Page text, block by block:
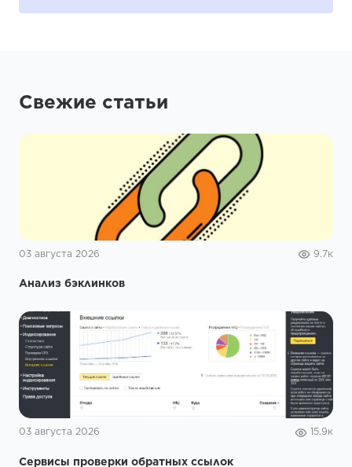
Свежие статьи
03 августа 2026 9.7к
Анализ бэклинков
03 августа 2026 15.9к
Сервисы проверки обратных ссылок